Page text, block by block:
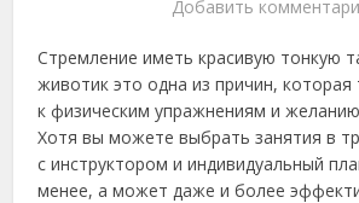
Добавить
Стремление иметь красивую тонкую
животик это одна из причин,
к физическим упражнениям и
Хотя вы можете выбрать занятия в
с инструктором и индивидуальный
менее, а может даже и более